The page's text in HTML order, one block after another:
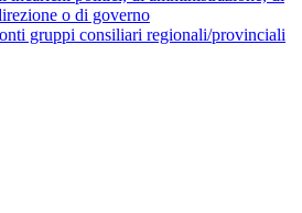
o di governo
gruppi consiliari regionali/provinciali